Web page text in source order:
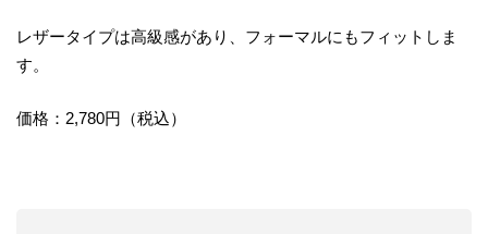
レザータイプは高級感があり、フォーマルにもフィットしま
す。
価格：2,780円（税込）